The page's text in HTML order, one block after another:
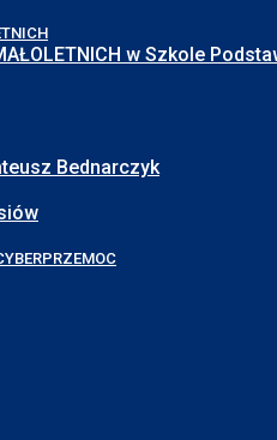
w Szkole
Bednarczyk